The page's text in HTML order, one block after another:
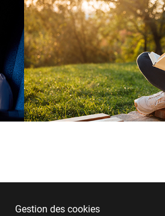
Gestion des cookies